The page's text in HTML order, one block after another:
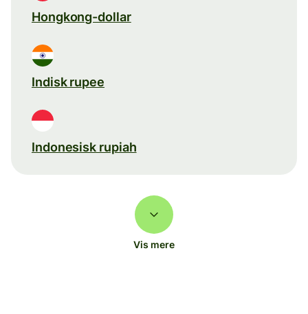
Hongkong-dollar
Indisk rupee
Indonesisk rupiah
Vis mere